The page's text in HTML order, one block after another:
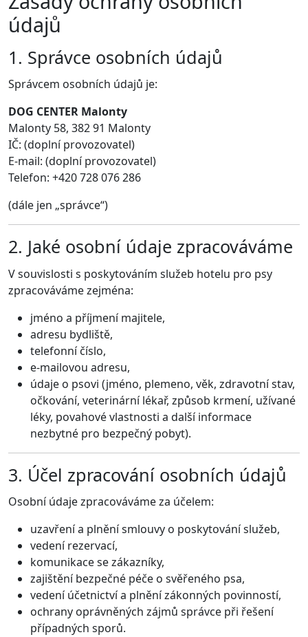
údajů
1. Správce osobních údajů
Správcem osobních údajů je:
DOG CENTER Malonty
Malonty 58, 382 91 Malonty
IČ: (doplní provozovatel)
E-mail: (doplní provozovatel)
Telefon: +420 728 076 286
(dále jen „správce“)
2. Jaké osobní údaje zpracováváme
V souvislosti s poskytováním služeb hotelu pro psy
zpracováváme zejména:
jméno a příjmení majitele,
adresu bydliště,
telefonní číslo,
e-mailovou adresu,
údaje o psovi (jméno, plemeno, věk, zdravotní stav,
očkování, veterinární lékař, způsob krmení, užívané
léky, povahové vlastnosti a další informace
nezbytné pro bezpečný pobyt).
3. Účel zpracování osobních údajů
Osobní údaje zpracováváme za účelem:
uzavření a plnění smlouvy o poskytování služeb,
vedení rezervací,
komunikace se zákazníky,
zajištění bezpečné péče o svěřeného psa,
vedení účetnictví a plnění zákonných povinností,
ochrany oprávněných zájmů správce při řešení
případných sporů.